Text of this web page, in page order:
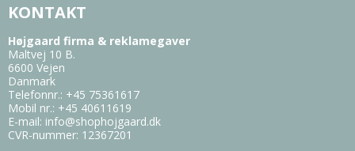
KONTAKT
Højgaard firma & reklamegaver
Maltvej 10 B.
6600 Vejen
Danmark
Telefonnr.: +45 75361617
Mobil nr.: +45 40611619
E-mail: info@shophojgaard.dk
CVR-nummer: 12367201